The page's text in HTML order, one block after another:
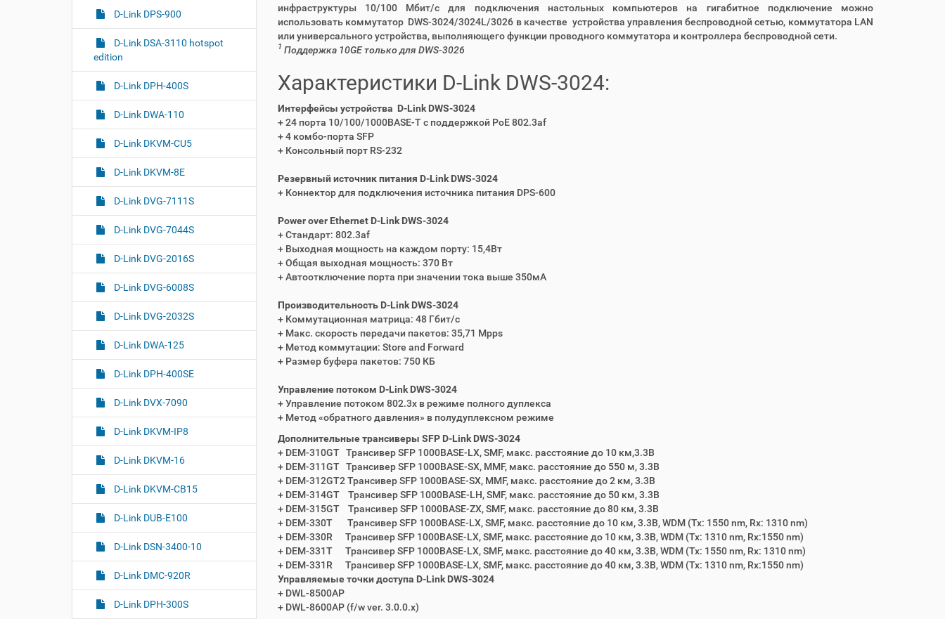
инфраструктуры 10/100 Мбит/с для подключения настольных компьютеров на гигабитное подключение можно
использовать коммутатор DWS-3024/3024L/3026 в качестве устройства управления беспроводной сетью, коммутатора LAN
или универсального устройства, выполняющего функции проводного коммутатора и контроллера беспроводной сети.
1 Поддержка 10GE только для DWS-3026
Характеристики D-Link DWS-3024:
Интерфейсы устройства D-Link DWS-3024
+ 24 порта 10/100/1000BASE-T с поддержкой PoE 802.3af
+ 4 комбо-порта SFP
+ Консольный порт RS-232
Резервный источник питания D-Link DWS-3024
+ Коннектор для подключения источника питания DPS-600
Power over Ethernet D-Link DWS-3024
+ Стандарт: 802.3af
+ Выходная мощность на каждом порту: 15,4Вт
+ Общая выходная мощность: 370 Вт
+ Автоотключение порта при значении тока выше 350мА
Производительность D-Link DWS-3024
+ Коммутационная матрица: 48 Гбит/с
+ Макс. скорость передачи пакетов: 35,71 Mpps
+ Метод коммутации: Store and Forward
+ Размер буфера пакетов: 750 КБ
Управление потоком D-Link DWS-3024
+ Управление потоком 802.3x в режиме полного дуплекса
+ Метод «обратного давления» в полудуплексном режиме
Дополнительные трансиверы SFP D-Link DWS-3024
+ DEM-310GT Трансивер SFP 1000BASE-LX, SMF, макс. расстояние до 10 км,3.3В
+ DEM-311GT Трансивер SFP 1000BASE-SX, MMF, макс. расстояние до 550 м, 3.3В
+ DEM-312GT2 Трансивер SFP 1000BASE-SX, MMF, макс. расстояние до 2 км, 3.3В
+ DEM-314GT Трансивер SFP 1000BASE-LH, SMF, макс. расстояние до 50 км, 3.3В
+ DEM-315GT Трансивер SFP 1000BASE-ZX, SMF, макс. расстояние до 80 км, 3.3В
+ DEM-330T Трансивер SFP 1000BASE-LX, SMF, макс. расстояние до 10 км, 3.3В, WDM (Tx: 1550 nm, Rx: 1310 nm)
+ DEM-330R Трансивер SFP 1000BASE-LX, SMF, макс. расстояние до 10 км, 3.3В, WDM (Tx: 1310 nm, Rx:1550 nm)
+ DEM-331T Трансивер SFP 1000BASE-LX, SMF, макс. расстояние до 40 км, 3.3В, WDM (Tx: 1550 nm, Rx: 1310 nm)
+ DEM-331R Трансивер SFP 1000BASE-LX, SMF, макс. расстояние до 40 км, 3.3В, WDM (Tx: 1310 nm, Rx:1550 nm)
Управляемые точки доступа D-Link DWS-3024
+ DWL-8500AP
+ DWL-8600AP (f/w ver. 3.0.0.x)
D-Link DPS-900
D-Link DSA-3110 hotspot
edition
D-Link DPH-400S
D-Link DWA-110
D-Link DKVM-CU5
D-Link DKVM-8E
D-Link DVG-7111S
D-Link DVG-7044S
D-Link DVG-2016S
D-Link DVG-6008S
D-Link DVG-2032S
D-Link DWA-125
D-Link DPH-400SE
D-Link DVX-7090
D-Link DKVM-IP8
D-Link DKVM-16
D-Link DKVM-CB15
D-Link DUB-E100
D-Link DSN-3400-10
D-Link DMC-920R
D-Link DPH-300S